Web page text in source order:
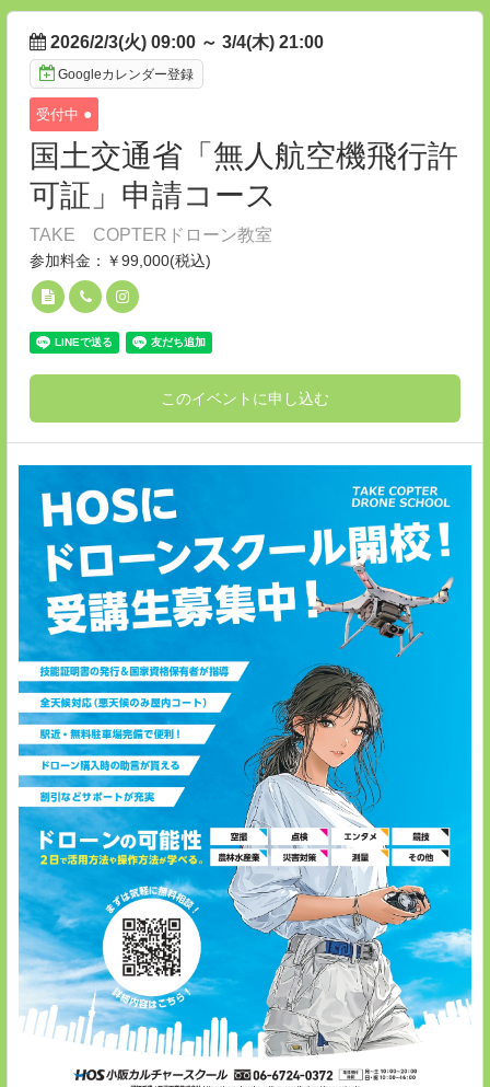
2026/2/3(火) 09:00 ～ 3/4(木) 21:00
Googleカレンダー登録
受付中 ●
国土交通省「無人航空機飛行許
可証」申請コース
TAKE COPTERドローン教室
参加料金：￥99,000(税込)
このイベントに申し込む